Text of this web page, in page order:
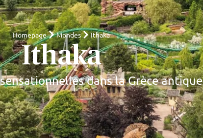
Homepage Mondes Ithaka
Ithaka
dans la Grèce antique